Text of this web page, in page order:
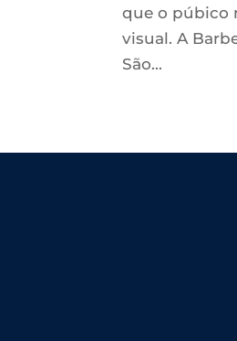
que o púbico
visual. A
São...